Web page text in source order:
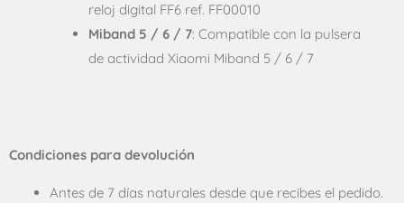
reloj digital FF6 ref. FF00010
Miband 5 / 6 / 7: Compatible con la pulsera
de actividad Xiaomi Miband 5 / 6 / 7
Condiciones para devolución
Antes de 7 días naturales desde que recibes el pedido.